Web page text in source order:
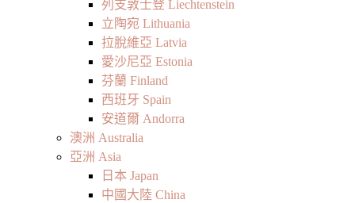
列支敦士登 Liechtenstein
立陶宛 Lithuania
拉脫維亞 Latvia
愛沙尼亞 Estonia
芬蘭 Finland
西班牙 Spain
安道爾 Andorra
澳洲 Australia
亞洲 Asia
日本 Japan
中國大陸 China